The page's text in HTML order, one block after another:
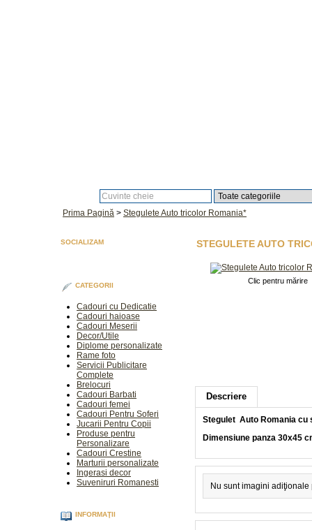
Prima Pagină > Stegulete Auto tricolor Romania*
SOCIALIZAM
CATEGORII
Cadouri cu Dedicatie
Cadouri haioase
Cadouri Meserii
Decor/Utile
Diplome personalizate
Rame foto
Servicii Publicitare
Complete
Brelocuri
Cadouri Barbati
Cadouri femei
Cadouri Pentru Soferi
Jucarii Pentru Copii
Produse pentru
Personalizare
Cadouri Crestine
Marturii personalizate
Ingerasi decor
Suveniruri Romanesti
INFORMAŢII
STEGULETE AUTO
Clic pentru mărire
Descriere
Stegulet Auto Romania cu
Dimensiune panza 30x45
Nu sunt imagini